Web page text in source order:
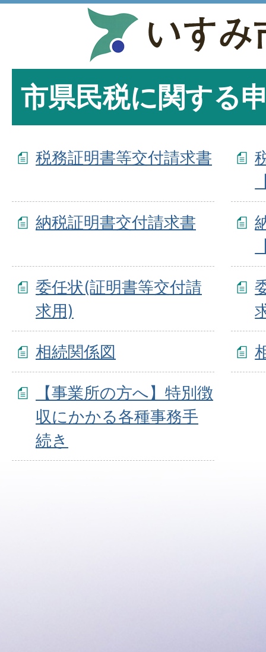
市県民税に関する
税務証明書等交付請求書
納税証明書交付請求書
委任状(証明書等交付請
求用)
相続関係図
【事業所の方へ】特別徴
収にかかる各種事務手
続き